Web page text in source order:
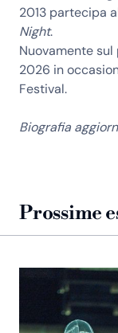
2013 partecipa
Night.
Nuovamente
2026 in
Festival.
Biografia
Prossime